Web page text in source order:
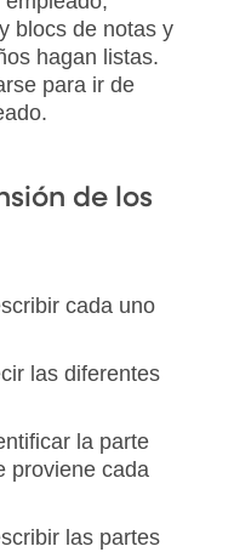
blocs de notas y
hagan listas.
para ir de
de los
cada uno
las diferentes
la parte
proviene cada
las partes